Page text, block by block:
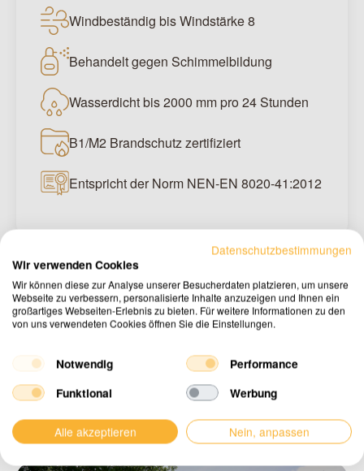
Windbeständig bis Windstärke 8
Behandelt gegen Schimmelbildung
Wasserdicht bis 2000 mm pro 24 Stunden
B1/M2 Brandschutz zertifiziert
Entspricht der Norm NEN-EN 8020-41:2012
Sehen Sie das10 x 12 Meter
Stretchzeltin der Praxis
Weitere Projekte ansehen
Datenschutzbestimmungen
Wir verwenden Cookies
Wir können diese zur Analyse unserer Besucherdaten platzieren, um unsere
Webseite zu verbessern, personalisierte Inhalte anzuzeigen und Ihnen ein
großartiges Webseiten-Erlebnis zu bieten. Für weitere Informationen zu den
von uns verwendeten Cookies öffnen Sie die Einstellungen.
Notwendig
Performance
Funktional
Werbung
Alle akzeptieren Nein, anpassen